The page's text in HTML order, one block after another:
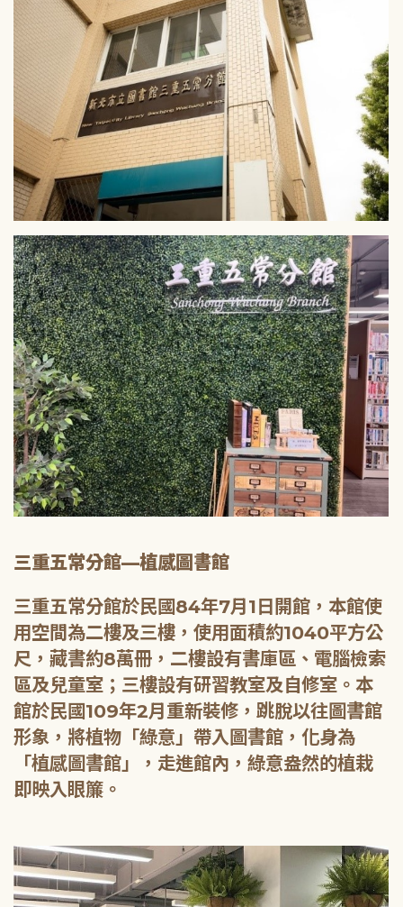
三重五常分館—植感圖書館
三重五常分館於民國84年7月1日開館，本館使
用空間為二樓及三樓，使用面積約1040平方公
尺，藏書約8萬冊，二樓設有書庫區、電腦檢索
區及兒童室；三樓設有研習教室及自修室。本
館於民國109年2月重新裝修，跳脫以往圖書館
形象，將植物「綠意」帶入圖書館，化身為
「植感圖書館」，走進館內，綠意盎然的植栽
即映入眼簾。